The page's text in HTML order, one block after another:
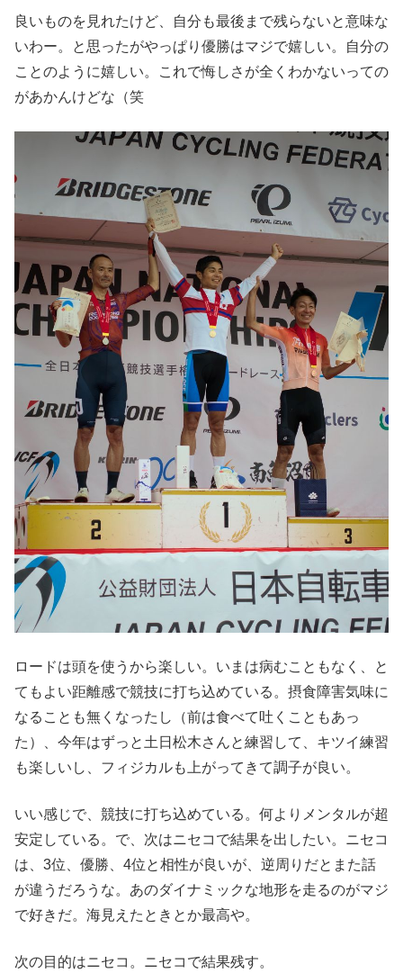
良いものを見れたけど、自分も最後まで残らないと意味な
いわー。と思ったがやっぱり優勝はマジで嬉しい。自分の
ことのように嬉しい。これで悔しさが全くわかないっての
があかんけどな（笑
ロードは頭を使うから楽しい。いまは病むこともなく、と
てもよい距離感で競技に打ち込めている。摂食障害気味に
なることも無くなったし（前は食べて吐くこともあっ
た）、今年はずっと土日松木さんと練習して、キツイ練習
も楽しいし、フィジカルも上がってきて調子が良い。
いい感じで、競技に打ち込めている。何よりメンタルが超
安定している。で、次はニセコで結果を出したい。ニセコ
は、3位、優勝、4位と相性が良いが、逆周りだとまた話
が違うだろうな。あのダイナミックな地形を走るのがマジ
で好きだ。海見えたときとか最高や。
次の目的はニセコ。ニセコで結果残す。